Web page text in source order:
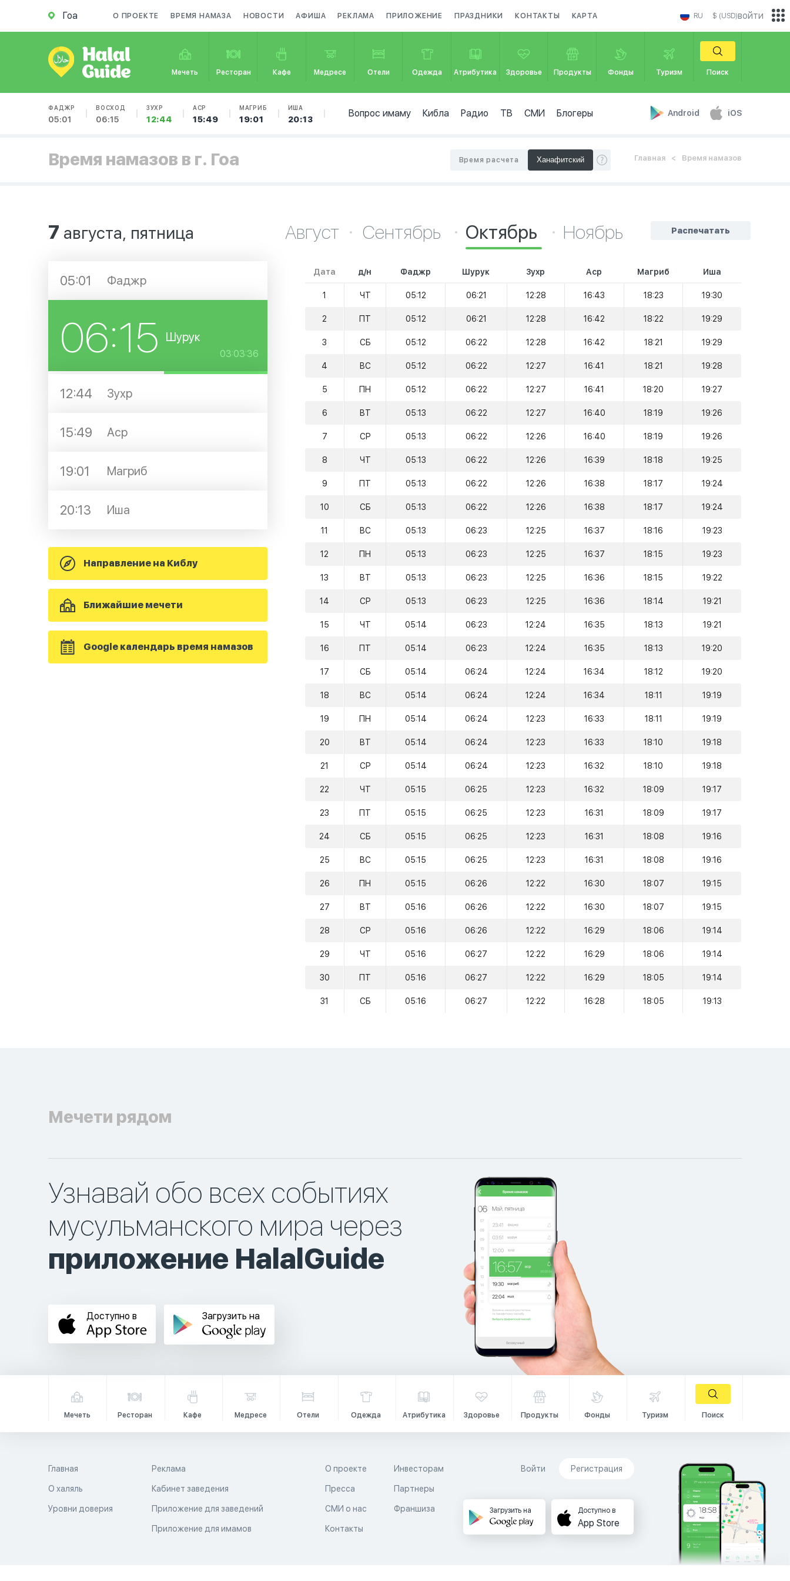
Гоа О ПРОЕКТЕ ВРЕМЯ НАМАЗА НОВОСТИ АФИША РЕКЛАМА ПРИЛОЖЕНИЕ ПРАЗДНИКИ КОНТАКТЫ КАРТА RU $ (USD)
Мечеть Ресторан Кафе Медресе Отели Одежда Атрибутика Здоровье Продукты Фонды Туризм Поиск
ФАДЖР
05:01
ВОСХОД
06:15
ЗУХР
12:44
АСР
15:49
МАГРИБ
19:01
ИША
20:13
Вопрос имаму Кибла Радио ТВ СМИ Блогеры Android iOS
войти
Время намазов в г. Гоа Главная Время намазов
Время расчета
7 августа, пятница
05:01 Фаджр
06:15 Шурук
03:03:36
12:44 Зухр
15:49 Аср
19:01 Магриб
20:13 Иша
Направление на Киблу
Ближайшие мечети
Google календарь время намазов
Распечатать
Август Сентябрь Октябрь Ноябрь
Дата д/н Фаджр Шурук Зухр Аср Магриб Иша
1 ЧТ 05:12 06:21 12:28 16:43 18:23 19:30
2 ПТ 05:12 06:21 12:28 16:42 18:22 19:29
3 СБ 05:12 06:22 12:28 16:42 18:21 19:29
4 ВС 05:12 06:22 12:27 16:41 18:21 19:28
5 ПН 05:12 06:22 12:27 16:41 18:20 19:27
6 ВТ 05:13 06:22 12:27 16:40 18:19 19:26
7 СР 05:13 06:22 12:26 16:40 18:19 19:26
8 ЧТ 05:13 06:22 12:26 16:39 18:18 19:25
9 ПТ 05:13 06:22 12:26 16:38 18:17 19:24
10 СБ 05:13 06:22 12:26 16:38 18:17 19:24
11 ВС 05:13 06:23 12:25 16:37 18:16 19:23
12 ПН 05:13 06:23 12:25 16:37 18:15 19:23
13 ВТ 05:13 06:23 12:25 16:36 18:15 19:22
14 СР 05:13 06:23 12:25 16:36 18:14 19:21
15 ЧТ 05:14 06:23 12:24 16:35 18:13 19:21
16 ПТ 05:14 06:23 12:24 16:35 18:13 19:20
17 СБ 05:14 06:24 12:24 16:34 18:12 19:20
18 ВС 05:14 06:24 12:24 16:34 18:11 19:19
19 ПН 05:14 06:24 12:23 16:33 18:11 19:19
20 ВТ 05:14 06:24 12:23 16:33 18:10 19:18
21 СР 05:14 06:24 12:23 16:32 18:10 19:18
22 ЧТ 05:15 06:25 12:23 16:32 18:09 19:17
23 ПТ 05:15 06:25 12:23 16:31 18:09 19:17
24 СБ 05:15 06:25 12:23 16:31 18:08 19:16
25 ВС 05:15 06:25 12:23 16:31 18:08 19:16
26 ПН 05:15 06:26 12:22 16:30 18:07 19:15
27 ВТ 05:16 06:26 12:22 16:30 18:07 19:15
28 СР 05:16 06:26 12:22 16:29 18:06 19:14
29 ЧТ 05:16 06:27 12:22 16:29 18:06 19:14
30 ПТ 05:16 06:27 12:22 16:29 18:05 19:14
31 СБ 05:16 06:27 12:22 16:28 18:05 19:13
Мечети рядом
Узнавай обо всех событиях
мусульманского мира через
приложение HalalGuide
Доступно в Загрузить на
Мечеть Ресторан Кафе Медресе Отели Одежда Атрибутика Здоровье Продукты Фонды Туризм Поиск
Главная
О халяль
Уровни доверия
Реклама
Кабинет заведения
Приложение для заведений
Приложение для имамов
О проекте
Пресса
СМИ о нас
Контакты
Инвесторам
Партнеры
Франшиза
Войти Регистрация
Загрузить на Доступно в
App Store